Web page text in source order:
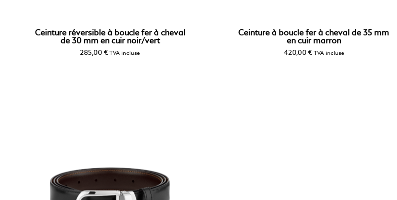
Ceinture réversible à boucle fer à cheval
de 30 mm en cuir noir/vert
285,00 € TVA incluse
Ceinture à boucle fer à cheval de 35 mm
en cuir marron
420,00 € TVA incluse